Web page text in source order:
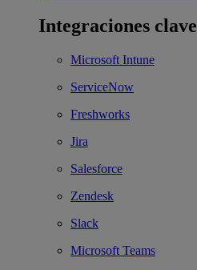
Integraciones clave
Microsoft Intune
ServiceNow
Freshworks
Jira
Salesforce
Zendesk
Slack
Microsoft Teams